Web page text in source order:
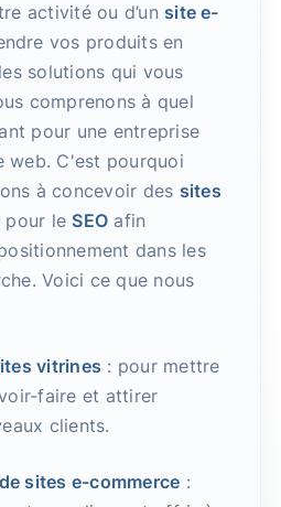
activité ou d’un site e-
vos produits en
solutions qui vous
comprenons à quel
pour une entreprise
web. C'est pourquoi
à concevoir des sites
le SEO afin
dans les
Voici ce que nous
vitrines : pour mettre
faire et attirer
clients.
sites e-commerce :